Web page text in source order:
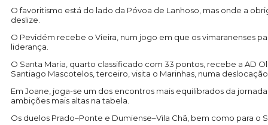
O favoritismo está do lado da Póvoa de Lanhoso, mas onde a
deslize.
O Pevidém recebe o Vieira, num jogo em que os vimaranenses
liderança.
O Santa Maria, quarto classificado com 33 pontos, recebe a AD
Santiago Mascotelos, terceiro, visita o Marinhas, numa
Em Joane, joga-se um dos encontros mais equilibrados da
ambições mais altas na tabela.
Os duelos Prado–Ponte e Dumiense–Vila Chã, bem como para